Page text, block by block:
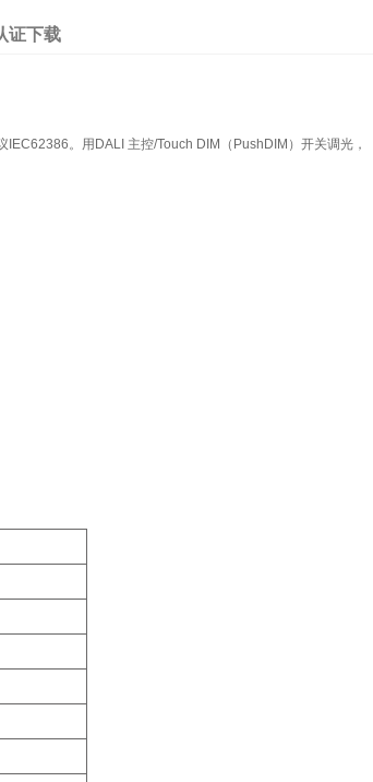
证下载
。用DALI 主控/Touch DIM（PushDIM）开关调光，